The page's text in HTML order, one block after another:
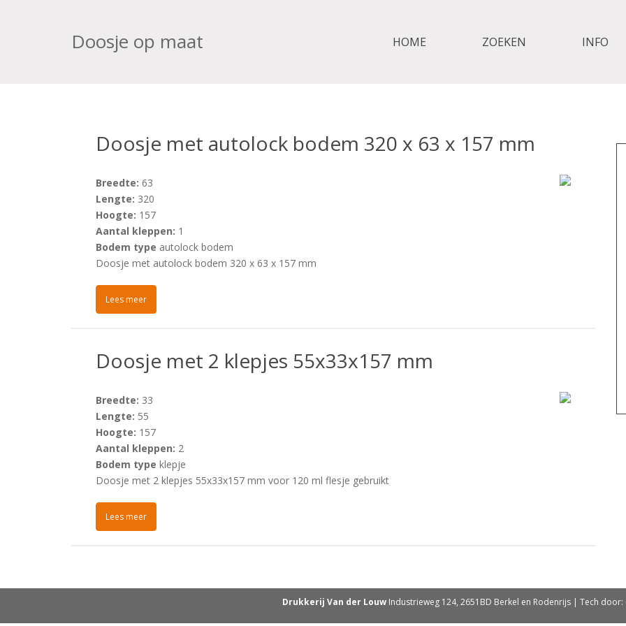
Doosje op maat HOME ZOEKEN INFO
Doosje met autolock bodem 320 x 63 x 157 mm
Breedte: 63
Lengte: 320
Hoogte: 157
Aantal kleppen: 1
Bodem type autolock bodem
Doosje met autolock bodem 320 x 63 x 157 mm
Lees meer
Doosje met 2 klepjes 55x33x157 mm
Breedte: 33
Lengte: 55
Hoogte: 157
Aantal kleppen: 2
Bodem type klepje
Doosje met 2 klepjes 55x33x157 mm voor 120 ml flesje gebruikt
Lees meer
Drukkerij Van der Louw Industrieweg 124, 2651BD Berkel en Rodenrijs | Tech door: